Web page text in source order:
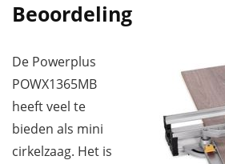
Beoordeling
De Powerplus
POWX1365MB
heeft veel te
bieden als mini
cirkelzaag. Het is